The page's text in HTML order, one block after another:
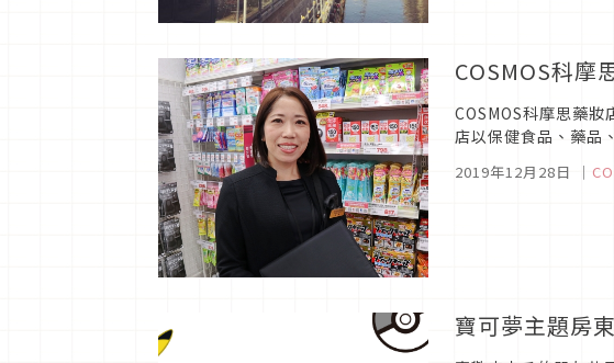
COSMOS科摩
COSMOS科摩思藥
店以保健食品、藥品
2019年12月28日 ｜
寶可夢主題房